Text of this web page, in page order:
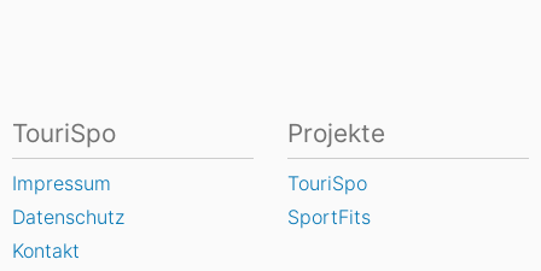
TouriSpo
Impressum
Datenschutz
Kontakt
Projekte
TouriSpo
SportFits